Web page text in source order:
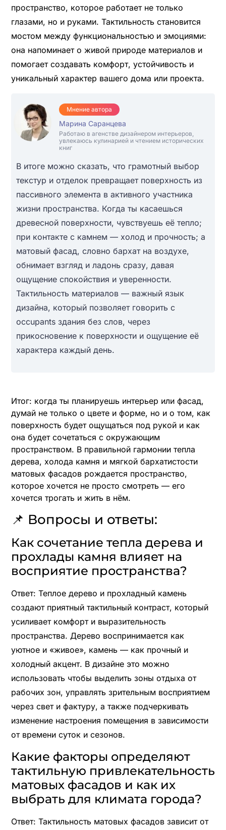
пространство, которое работает не только
глазами, но и руками. Тактильность становится
мостом между функциональностью и эмоциями:
она напоминает о живой природе материалов и
помогает создавать комфорт, устойчивость и
уникальный характер вашего дома или проекта.
Мнение автора
Марина Саранцева
Работаю в агенстве дизайнером интерьеров,
увлекаюсь кулинарией и чтением исторических
книг
В итоге можно сказать, что грамотный выбор
текстур и отделок превращает поверхность из
пассивного элемента в активного участника
жизни пространства. Когда ты касаешься
древесной поверхности, чувствуешь её тепло;
при контакте с камнем — холод и прочность; а
матовый фасад, словно бархат на воздухе,
обнимает взгляд и ладонь сразу, давая
ощущение спокойствия и уверенности.
Тактильность материалов — важный язык
дизайна, который позволяет говорить с
occupants здания без слов, через
прикосновение к поверхности и ощущение её
характера каждый день.
Итог: когда ты планируешь интерьер или фасад,
думай не только о цвете и форме, но и о том, как
поверхность будет ощущаться под рукой и как
она будет сочетаться с окружающим
пространством. В правильной гармонии тепла
дерева, холода камня и мягкой бархатистости
матовых фасадов рождается пространство,
которое хочется не просто смотреть — его
хочется трогать и жить в нём.
📌 Вопросы и ответы:
Как сочетание тепла дерева и
прохлады камня влияет на
восприятие пространства?
Ответ: Теплое дерево и прохладный камень
создают приятный тактильный контраст, который
усиливает комфорт и выразительность
пространства. Дерево воспринимается как
уютное и «живое», камень — как прочный и
холодный акцент. В дизайне это можно
использовать чтобы выделить зоны отдыха от
рабочих зон, управлять зрительным восприятием
через свет и фактуру, а также подчеркивать
изменение настроения помещения в зависимости
от времени суток и сезонов.
Какие факторы определяют
тактильную привлекательность
матовых фасадов и как их
выбрать для климата города?
Ответ: Тактильность матовых фасадов зависит от